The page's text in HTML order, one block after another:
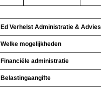
Ed Verhelst Administratie & Advies
Welke mogelijkheden
Financiële administratie
Belastingaangifte